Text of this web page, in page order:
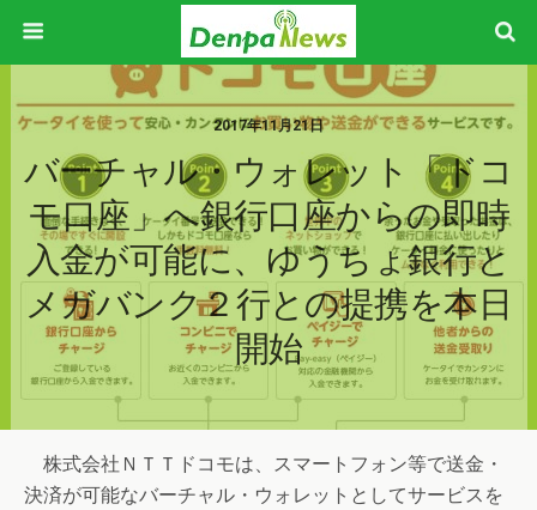
2017年11月21日
バーチャル・ウォレット「ドコ
モ口座」へ銀行口座からの即時
入金が可能に、ゆうちょ銀行と
メガバンク２行との提携を本日
開始
株式会社ＮＴＴドコモは、スマートフォン等で送金・
決済が可能なバーチャル・ウォレットとしてサービスを